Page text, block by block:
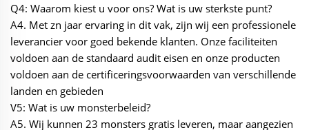
Q4: Waarom kiest u voor ons? Wat is uw sterkste punt?
A4. Met zn jaar ervaring in dit vak, zijn wij een professionele
leverancier voor goed bekende klanten. Onze faciliteiten
voldoen aan de standaard audit eisen en onze producten
voldoen aan de certificeringsvoorwaarden van verschillende
landen en gebieden
V5: Wat is uw monsterbeleid?
A5. Wij kunnen 23 monsters gratis leveren, maar aangezien